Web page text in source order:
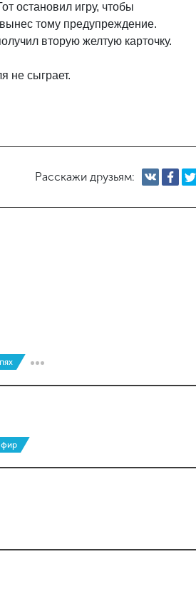
остановил игру, чтобы
тому предупреждение.
вторую желтую карточку.
не сыграет.
Расскажи друзьям: